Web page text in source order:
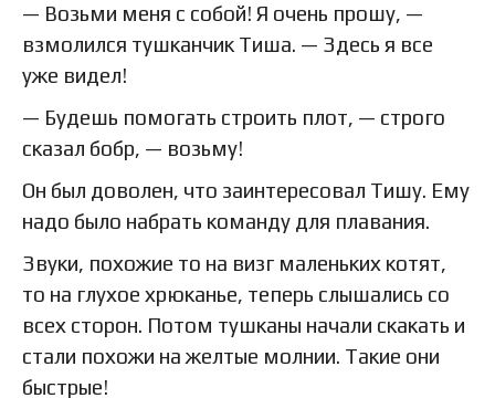
— Возьми меня с собой! Я очень прошу, —
взмолился тушканчик Тиша. — Здесь я все
уже видел!
— Будешь помогать строить плот, — строго
сказал бобр, — возьму!
Он был доволен, что заинтересовал Тишу. Ему
надо было набрать команду для плавания.
Звуки, похожие то на визг маленьких котят,
то на глухое хрюканье, теперь слышались со
всех сторон. Потом тушканы начали скакать и
стали похожи на желтые молнии. Такие они
быстрые!